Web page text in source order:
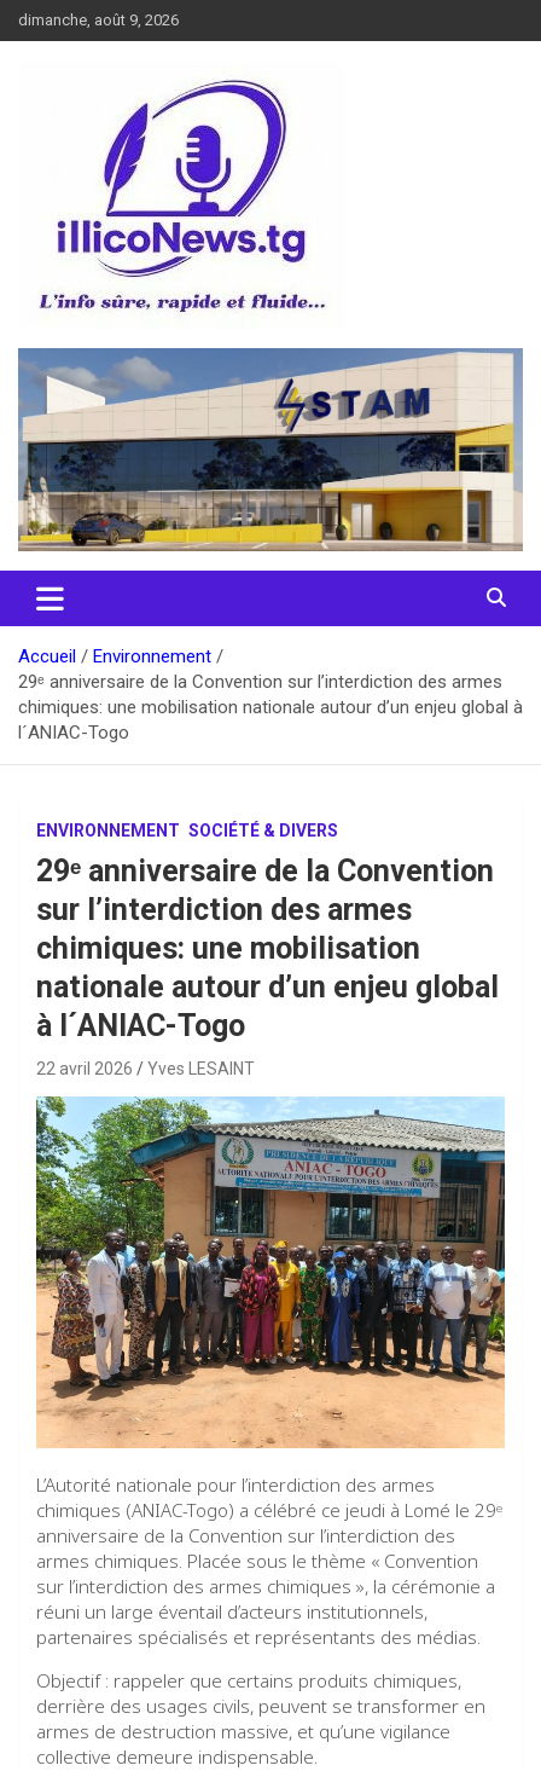
Aller
au
dimanche, août 9, 2026
illiconews
Accueil
Environnement
29ᵉ anniversaire de la Convention sur l’interdiction des armes
chimiques: une mobilisation nationale autour d’un enjeu global à
l´ANIAC-Togo
ENVIRONNEMENT SOCIÉTÉ & DIVERS
29ᵉ anniversaire de la Convention
sur l’interdiction des armes
chimiques: une mobilisation
nationale autour d’un enjeu global
à l´ANIAC-Togo
22 avril 2026 Yves LESAINT
L’Autorité nationale pour l’interdiction des armes
chimiques (ANIAC-Togo) a célébré ce jeudi à Lomé le 29ᵉ
anniversaire de la Convention sur l’interdiction des
armes chimiques. Placée sous le thème « Convention
sur l’interdiction des armes chimiques », la cérémonie a
réuni un large éventail d’acteurs institutionnels,
partenaires spécialisés et représentants des médias.
Objectif : rappeler que certains produits chimiques,
derrière des usages civils, peuvent se transformer en
armes de destruction massive, et qu’une vigilance
collective demeure indispensable.